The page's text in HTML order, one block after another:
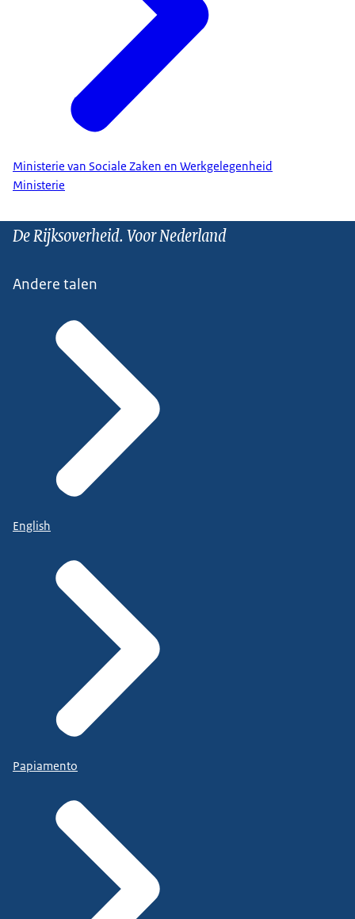
Ministerie van Sociale Zaken en Werkgelegenheid
Ministerie
De Rijksoverheid. Voor Nederland
Andere talen
English
Papiamento